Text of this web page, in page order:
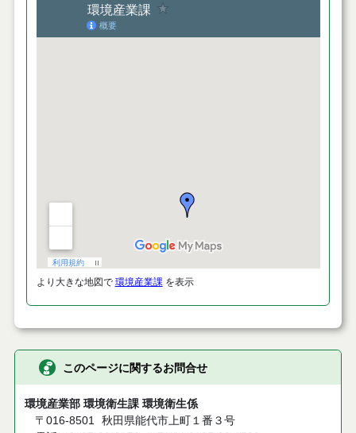
より大きな地図で 環境産業課を表示
このページに関するお問合せ
環境産業部 環境衛生課 環境衛生係
〒016-8501 秋田県能代市上町１番３号